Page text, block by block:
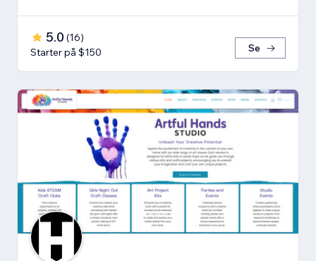
5.0 (16)
Starter på $150
Se